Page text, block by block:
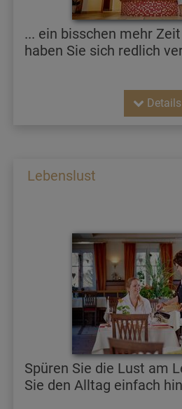
... ein bisschen mehr
haben Sie sich redlich
Details
Lebenslust
Spüren Sie die Lust am
Sie den Alltag einfach